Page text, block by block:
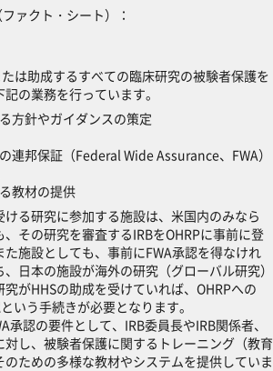
ァクト・シート）：
は助成するすべての臨床研究の被験者保護を
の業務を行っています。
方針やガイダンスの策定
連邦保証（Federal Wide Assurance、FWA）
教材の提供
ける研究に参加する施設は、米国内のみなら
その研究を審査するIRBをOHRPに事前に登
施設としても、事前にFWA承認を得なけれ
日本の施設が海外の研究（グローバル研究）
がHHSの助成を受けていれば、OHRPへの
いう手続きが必要となります。
承認の要件として、IRB委員長やIRB関係者、
し、被験者保護に関するトレーニング（教育
ための多様な教材やシステムを提供していま